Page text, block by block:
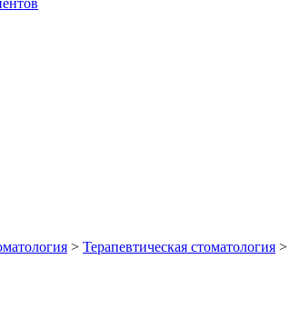
> Терапевтическая стоматология >